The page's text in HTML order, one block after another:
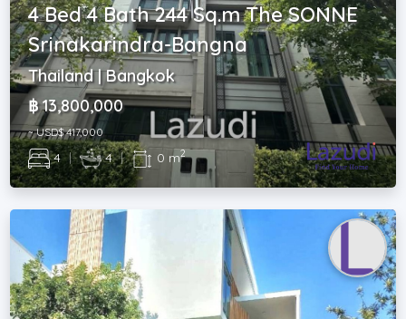
4 Bed 4 Bath 244 Sq.m The SONNE
Srinakarindra-Bangna
Thailand | Bangkok
฿ 13,800,000
~ USD$ 417,000
4 | 4 | 0 m2